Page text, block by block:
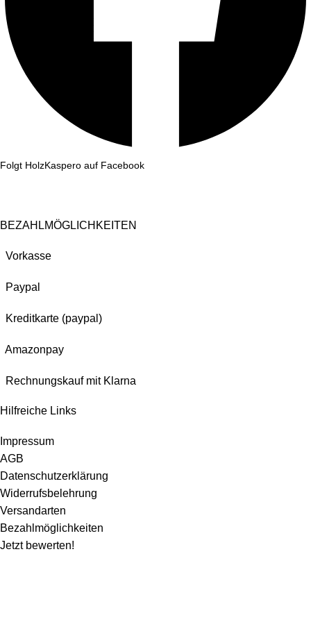
Folgt HolzKaspero auf Facebook
BEZAHLMÖGLICHKEITEN
Vorkasse
Paypal
Kreditkarte (paypal)
Amazonpay
Rechnungskauf mit Klarna
Hilfreiche Links
Impressum
AGB
Datenschutzerklärung
Widerrufsbelehrung
Versandarten
Bezahlmöglichkeiten
Jetzt bewerten!